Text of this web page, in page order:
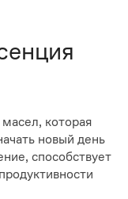
которая
новый день
способствует